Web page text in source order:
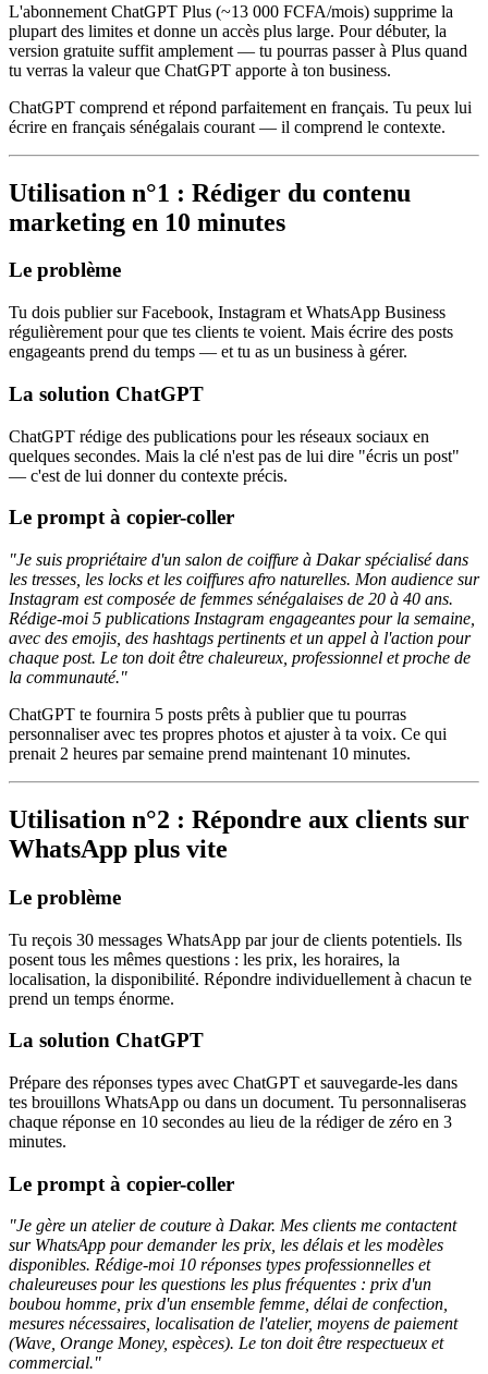
L'abonnement ChatGPT Plus (~13 000 FCFA/mois) supprime la
plupart des limites et donne un accès plus large. Pour débuter, la
version gratuite suffit amplement — tu pourras passer à Plus quand
tu verras la valeur que ChatGPT apporte à ton business.
ChatGPT comprend et répond parfaitement en français. Tu peux lui
écrire en français sénégalais courant — il comprend le contexte.
Utilisation n°1 : Rédiger du contenu
marketing en 10 minutes
Le problème
Tu dois publier sur Facebook, Instagram et WhatsApp Business
régulièrement pour que tes clients te voient. Mais écrire des posts
engageants prend du temps — et tu as un business à gérer.
La solution ChatGPT
ChatGPT rédige des publications pour les réseaux sociaux en
quelques secondes. Mais la clé n'est pas de lui dire "écris un post"
— c'est de lui donner du contexte précis.
Le prompt à copier-coller
"Je suis propriétaire d'un salon de coiffure à Dakar spécialisé dans
les tresses, les locks et les coiffures afro naturelles. Mon audience sur
Instagram est composée de femmes sénégalaises de 20 à 40 ans.
Rédige-moi 5 publications Instagram engageantes pour la semaine,
avec des emojis, des hashtags pertinents et un appel à l'action pour
chaque post. Le ton doit être chaleureux, professionnel et proche de
la communauté."
ChatGPT te fournira 5 posts prêts à publier que tu pourras
personnaliser avec tes propres photos et ajuster à ta voix. Ce qui
prenait 2 heures par semaine prend maintenant 10 minutes.
Utilisation n°2 : Répondre aux clients sur
WhatsApp plus vite
Le problème
Tu reçois 30 messages WhatsApp par jour de clients potentiels. Ils
posent tous les mêmes questions : les prix, les horaires, la
localisation, la disponibilité. Répondre individuellement à chacun te
prend un temps énorme.
La solution ChatGPT
Prépare des réponses types avec ChatGPT et sauvegarde-les dans
tes brouillons WhatsApp ou dans un document. Tu personnaliseras
chaque réponse en 10 secondes au lieu de la rédiger de zéro en 3
minutes.
Le prompt à copier-coller
"Je gère un atelier de couture à Dakar. Mes clients me contactent
sur WhatsApp pour demander les prix, les délais et les modèles
disponibles. Rédige-moi 10 réponses types professionnelles et
chaleureuses pour les questions les plus fréquentes : prix d'un
boubou homme, prix d'un ensemble femme, délai de confection,
mesures nécessaires, localisation de l'atelier, moyens de paiement
(Wave, Orange Money, espèces). Le ton doit être respectueux et
commercial."